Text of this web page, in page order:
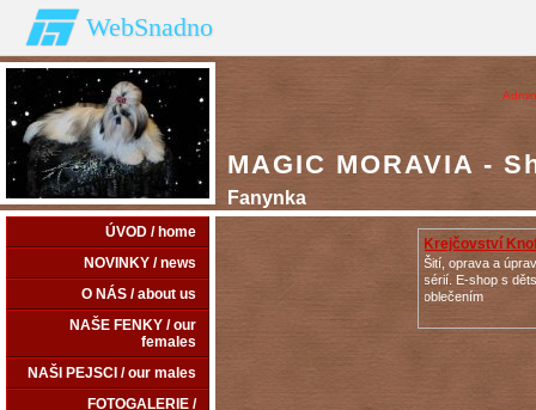
WebSnadno
MAGIC MORAVIA -
Fanynka
ÚVOD / home
NOVINKY / news
O NÁS / about us
NAŠE FENKY / our
females
NAŠI PEJSCI / our males
FOTOGALERIE /
Krejčovství
Šití, oprava a
sérií. E-shop s
oblečením